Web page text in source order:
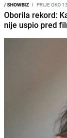
/SHOWBIZ I PRIJE OKO
Oborila rekord:
nije uspio pred